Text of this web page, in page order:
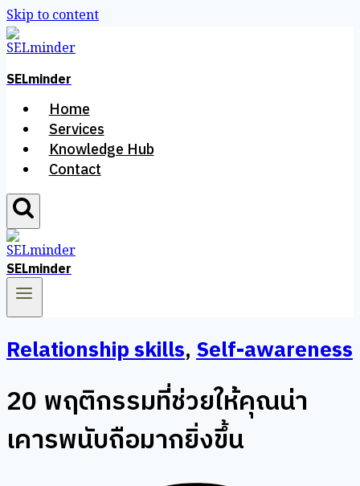
Skip to content
SELminder
Home
Services
Knowledge Hub
Contact
SELminder
Relationship skills,Self-awareness
20 พฤติกรรมที่ช่วยให้คุณน่า
เคารพนับถือมากยิ่งขึ้น